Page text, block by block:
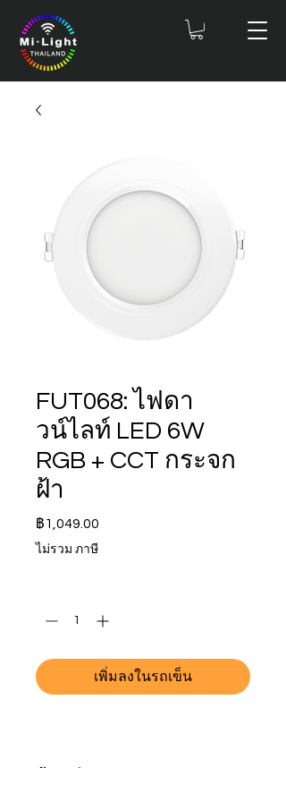
FUT068: ไฟดา
วน์ไลท์ LED 6W
RGB + CCT กระจก
ฝ้า
฿1,049.00
ไม่รวม ภาษี
เพิ่มลงในรถเข็น
ข้อมูลจำเพาะ